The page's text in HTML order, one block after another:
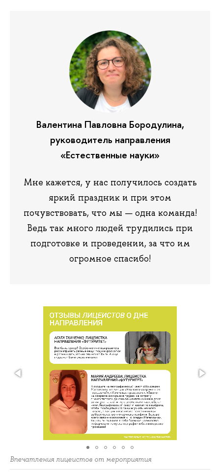
Валентина Павловна Бородулина,
руководитель направления
«Естественные науки»
Мне кажется, у нас получилось создать
яркий праздник и при этом
почувствовать, что мы — одна команда!
Ведь так много людей трудились при
подготовке и проведении, за что им
огромное спасибо!
Впечатления лицеистов от мероприятия